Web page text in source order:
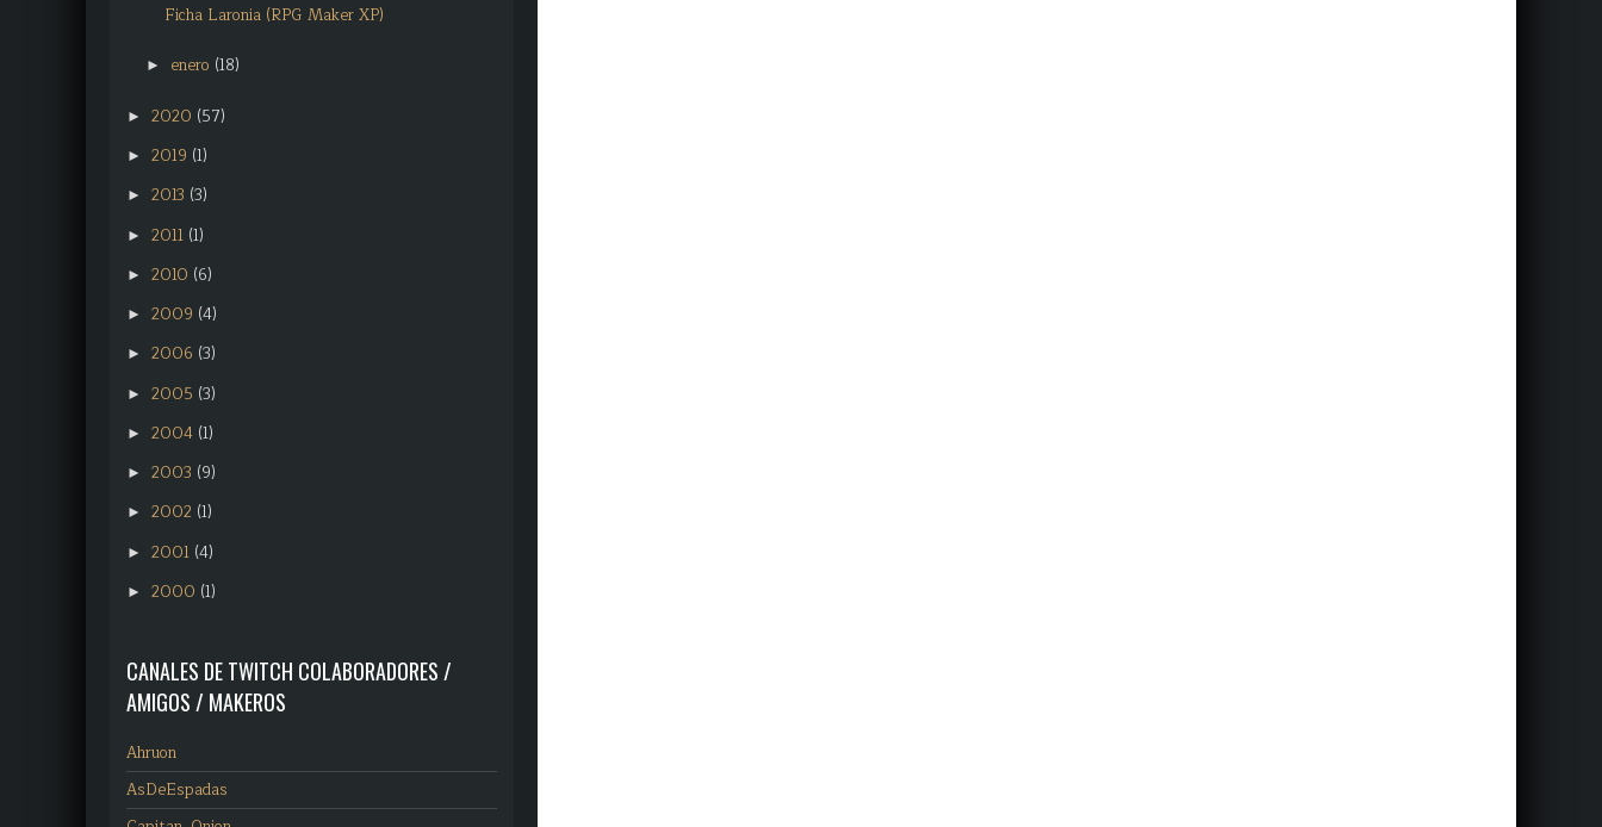
Ficha Laronia (RPG Maker XP)
► enero (18)
► 2020 (57)
► 2019 (1)
► 2013 (3)
► 2011 (1)
► 2010 (6)
► 2009 (4)
► 2006 (3)
► 2005 (3)
► 2004 (1)
► 2003 (9)
► 2002 (1)
► 2001 (4)
► 2000 (1)
CANALES DE TWITCH COLABORADORES /
AMIGOS / MAKEROS
Ahruon
AsDeEspadas